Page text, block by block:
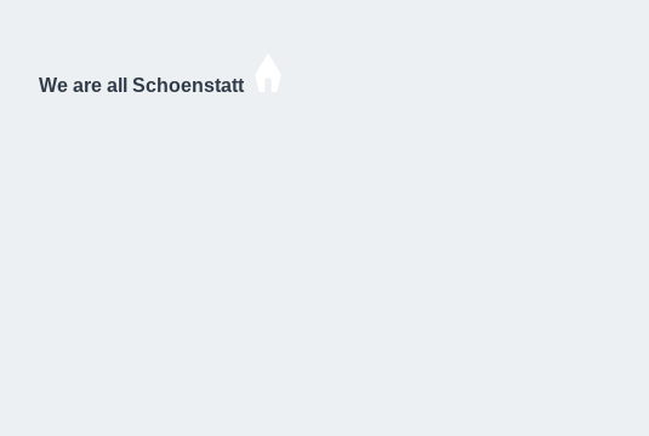
We are all Schoenstatt